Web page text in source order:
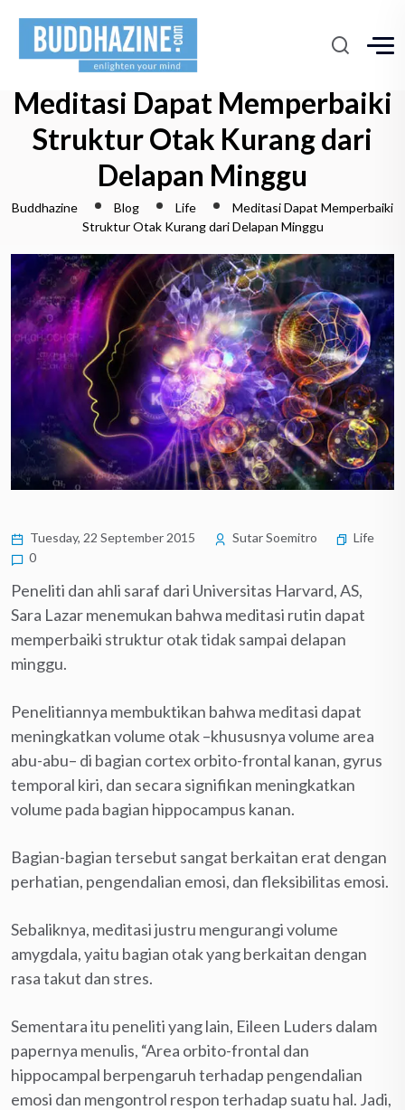
Meditasi Dapat Memperbaiki
Struktur Otak Kurang dari
Delapan Minggu
Buddhazine Blog Life
Meditasi Dapat Memperbaiki
Struktur Otak Kurang dari Delapan Minggu
Tuesday, 22 September 2015 Sutar Soemitro
Life
0
Peneliti dan ahli saraf dari Universitas Harvard, AS,
Sara Lazar menemukan bahwa meditasi rutin dapat
memperbaiki struktur otak tidak sampai delapan
minggu.
Penelitiannya membuktikan bahwa meditasi dapat
meningkatkan volume otak –khususnya volume area
abu-abu– di bagian cortex orbito-frontal kanan, gyrus
temporal kiri, dan secara signifikan meningkatkan
volume pada bagian hippocampus kanan.
Bagian-bagian tersebut sangat berkaitan erat dengan
perhatian, pengendalian emosi, dan fleksibilitas emosi.
Sebaliknya, meditasi justru mengurangi volume
amygdala, yaitu bagian otak yang berkaitan dengan
rasa takut dan stres.
Sementara itu peneliti yang lain, Eileen Luders dalam
papernya menulis, “Area orbito-frontal dan
hippocampal berpengaruh terhadap pengendalian
emosi dan mengontrol respon terhadap suatu hal. Jadi,